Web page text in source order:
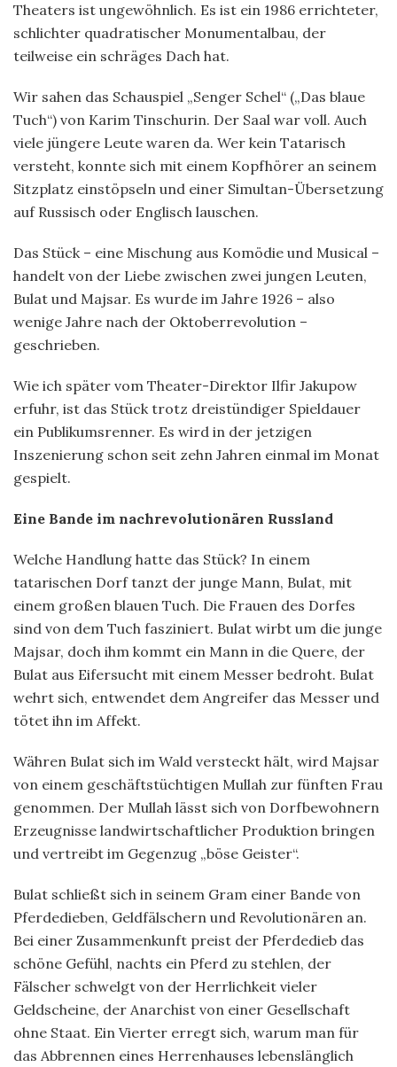
Theaters ist ungewöhnlich. Es ist ein 1986 errichteter,
schlichter quadratischer Monumentalbau, der
teilweise ein schräges Dach hat.
Wir sahen das Schauspiel „Senger Schel“ („Das blaue
Tuch“) von Karim Tinschurin. Der Saal war voll. Auch
viele jüngere Leute waren da. Wer kein Tatarisch
versteht, konnte sich mit einem Kopfhörer an seinem
Sitzplatz einstöpseln und einer Simultan-Übersetzung
auf Russisch oder Englisch lauschen.
Das Stück – eine Mischung aus Komödie und Musical –
handelt von der Liebe zwischen zwei jungen Leuten,
Bulat und Majsar. Es wurde im Jahre 1926 – also
wenige Jahre nach der Oktoberrevolution –
geschrieben.
Wie ich später vom Theater-Direktor Ilfir Jakupow
erfuhr, ist das Stück trotz dreistündiger Spieldauer
ein Publikumsrenner. Es wird in der jetzigen
Inszenierung schon seit zehn Jahren einmal im Monat
gespielt.
Eine Bande im nachrevolutionären Russland
Welche Handlung hatte das Stück? In einem
tatarischen Dorf tanzt der junge Mann, Bulat, mit
einem großen blauen Tuch. Die Frauen des Dorfes
sind von dem Tuch fasziniert. Bulat wirbt um die junge
Majsar, doch ihm kommt ein Mann in die Quere, der
Bulat aus Eifersucht mit einem Messer bedroht. Bulat
wehrt sich, entwendet dem Angreifer das Messer und
tötet ihn im Affekt.
Währen Bulat sich im Wald versteckt hält, wird Majsar
von einem geschäftstüchtigen Mullah zur fünften Frau
genommen. Der Mullah lässt sich von Dorfbewohnern
Erzeugnisse landwirtschaftlicher Produktion bringen
und vertreibt im Gegenzug „böse Geister“.
Bulat schließt sich in seinem Gram einer Bande von
Pferdedieben, Geldfälschern und Revolutionären an.
Bei einer Zusammenkunft preist der Pferdedieb das
schöne Gefühl, nachts ein Pferd zu stehlen, der
Fälscher schwelgt von der Herrlichkeit vieler
Geldscheine, der Anarchist von einer Gesellschaft
ohne Staat. Ein Vierter erregt sich, warum man für
das Abbrennen eines Herrenhauses lebenslänglich